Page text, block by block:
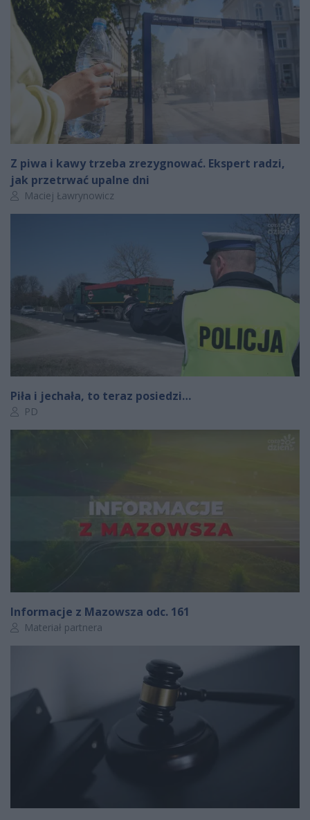
Z piwa i kawy trzeba zrezygnować. Ekspert radzi,
jak przetrwać upalne dni
Autor artykułu:
Maciej Ławrynowicz
Piła i jechała, to teraz posiedzi…
Autor artykułu:
PD
Informacje z Mazowsza odc. 161
Autor artykułu:
Materiał partnera